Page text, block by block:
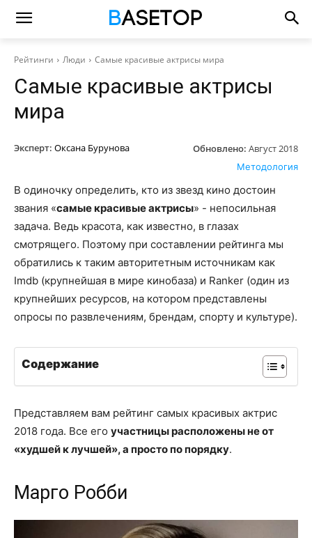
Рейтинги Люди Самые красивые актрисы мира
Самые красивые актрисы
мира
Эксперт: Оксана Бурунова Обновлено: Август 2018
Методология
В одиночку определить, кто из звезд кино достоин
звания «самые красивые актрисы» - непосильная
задача. Ведь красота, как известно, в глазах
смотрящего. Поэтому при составлении рейтинга мы
обратились к таким авторитетным источникам как
Imdb (крупнейшая в мире кинобаза) и Ranker (один из
крупнейших ресурсов, на котором представлены
опросы по развлечениям, брендам, спорту и культуре).
Содержание
Представляем вам рейтинг самых красивых актрис
2018 года. Все его участницы расположены не от
«худшей к лучшей», а просто по порядку.
Марго Робби